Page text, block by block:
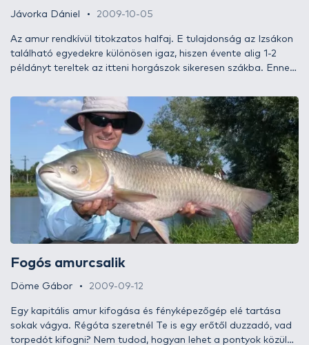
Jávorka Dániel 2009-10-05
Az amur rendkívül titokzatos halfaj. E tulajdonság az Izsákon
található egyedekre különösen igaz, hiszen évente alig 1-2
példányt tereltek az itteni horgászok sikeresen szákba. Ennek
példány él belőle a tavakban, melyek közül nem egy és nem is
kettő kapitálisnak mondható. Jómagam már évek óta abban
a tudatban éltem, hogy ehhez a halfajhoz egyszerűen nincsen
szerencsém, egészen idáig! Nincs olyan, hogy lehetetlen… Ha
tudni szeretnétek, miként sikerült a nagy tó óvatos amurjainak
titkait megfejtenem, tartsatok velem ismét!
Fogós amurcsalik
Döme Gábor 2009-09-12
Egy kapitális amur kifogása és fényképezőgép elé tartása
sokak vágya. Régóta szeretnél Te is egy erőtől duzzadó, vad
torpedót kifogni? Nem tudod, hogyan lehet a pontyok közül